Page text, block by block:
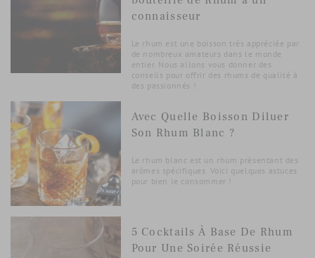
connaisseur
Le rhum est une boisson très appréciée par
de nombreux amateurs dans le monde
entier. Nous allons vous donner des
conseils pour offrir des rhums de qualité à
des passionnés !
Avec Quelle Boisson Diluer
Son Rhum Blanc ?
Le rhum blanc est un rhum présentant des
arômes spécifiques. Voici quelques astuces
pour bien le consommer !
5 Cocktails À Base De Rhum
Pour Une Soirée Réussie